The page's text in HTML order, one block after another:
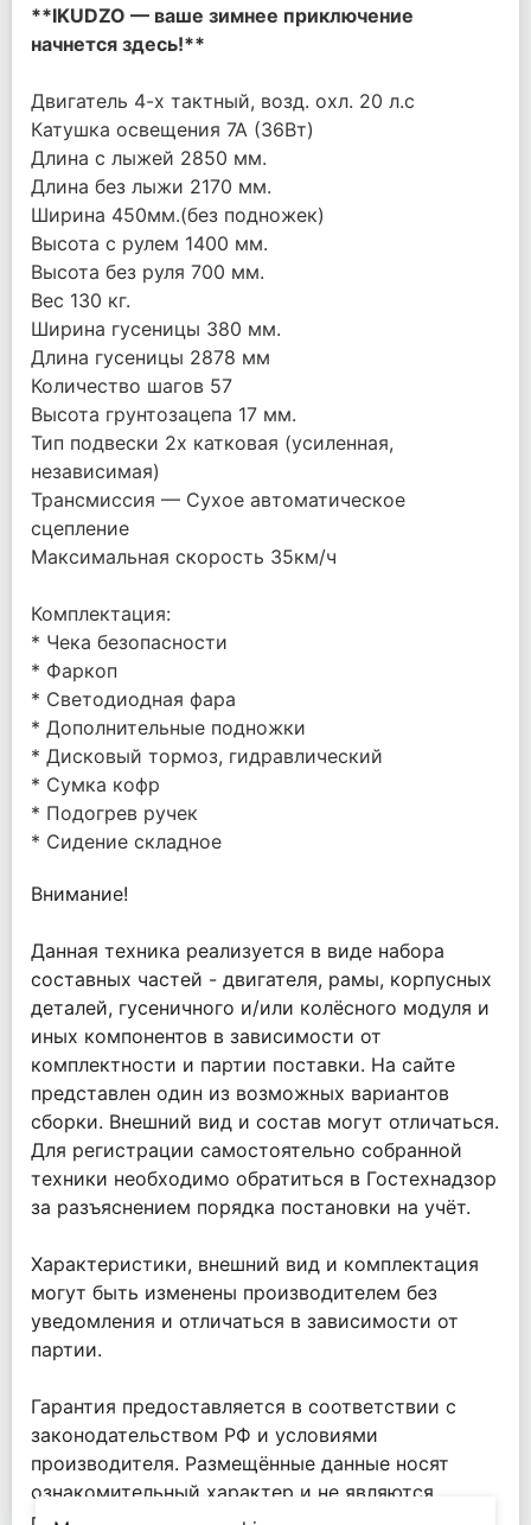
**IKUDZO — ваше зимнее приключение
начнется здесь!**
Двигатель 4-х тактный, возд. охл. 20 л.с
Катушка освещения 7А (36Вт)
Длина с лыжей 2850 мм.
Длина без лыжи 2170 мм.
Ширина 450мм.(без подножек)
Высота с рулем 1400 мм.
Высота без руля 700 мм.
Вес 130 кг.
Ширина гусеницы 380 мм.
Длина гусеницы 2878 мм
Количество шагов 57
Высота грунтозацепа 17 мм.
Тип подвески 2х катковая (усиленная,
независимая)
Трансмиссия — Сухое автоматическое
сцепление
Максимальная скорость 35км/ч
Комплектация:
* Чека безопасности
* Фаркоп
* Светодиодная фара
* Дополнительные подножки
* Дисковый тормоз, гидравлический
* Сумка кофр
* Подогрев ручек
* Сидение складное
Внимание!
Данная техника реализуется в виде набора
составных частей - двигателя, рамы, корпусных
деталей, гусеничного и/или колёсного модуля и
иных компонентов в зависимости от
комплектности и партии поставки. На сайте
представлен один из возможных вариантов
сборки. Внешний вид и состав могут отличаться.
Для регистрации самостоятельно собранной
техники необходимо обратиться в Гостехнадзор
за разъяснением порядка постановки на учёт.
Характеристики, внешний вид и комплектация
могут быть изменены производителем без
уведомления и отличаться в зависимости от
партии.
Гарантия предоставляется в соответствии с
законодательством РФ и условиями
производителя. Размещённые данные носят
ознакомительный характер и не являются